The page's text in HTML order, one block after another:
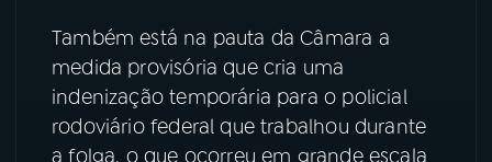
Também está na pauta da Câmara a
medida provisória que cria uma
indenização temporária para o policial
rodoviário federal que trabalhou durante